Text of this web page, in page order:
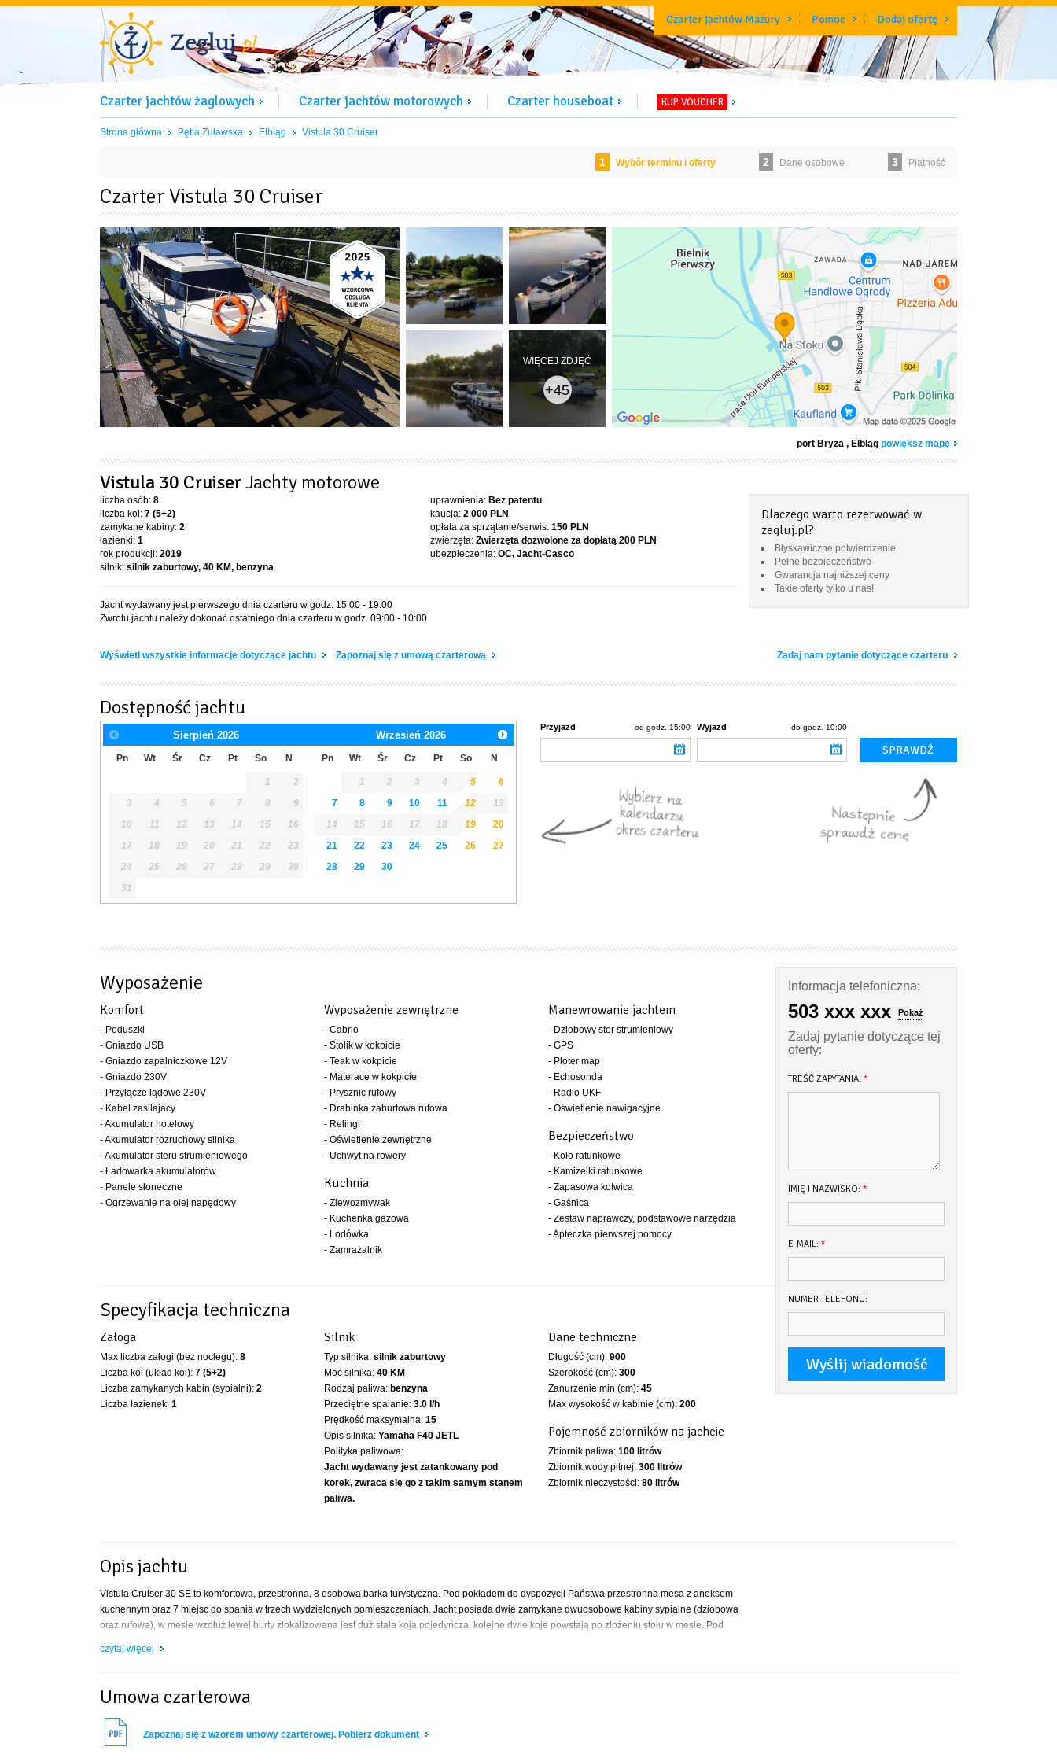
Czarter jachtów Mazury Pomoc Dodaj ofertę
Czarter jachtów żaglowych Czarter jachtów motorowych Czarter houseboat KUP VOUCHER
Strona główna Pętla Żuławska Elbląg Vistula 30 Cruiser
1 Wybór terminu i oferty 2 Dane osobowe 3 Płatność
Czarter Vistula 30 Cruiser
WIĘCEJ ZDJĘĆ
+45
port Bryza , Elbląg powiększ mapę
Vistula 30 CruiserJachty motorowe
liczba osób: 8
liczba koi: 7 (5+2)
zamykane kabiny: 2
łazienki: 1
rok produkcji: 2019
silnik: silnik zaburtowy, 40 KM, benzyna
uprawnienia: Bez patentu
kaucja: 2 000 PLN
opłata za sprzątanie/serwis: 150 PLN
zwierzęta: Zwierzęta dozwolone za dopłatą 200 PLN
ubezpieczenia: OC, Jacht-Casco
Jacht wydawany jest pierwszego dnia czarteru w godz. 15:00 - 19:00
Zwrotu jachtu należy dokonać ostatniego dnia czarteru w godz. 09:00 - 10:00
Dlaczego warto rezerwować w
zegluj.pl?
Błyskawiczne potwierdzenie
Pełne bezpieczeństwo
Gwarancja najniższej ceny
Takie oferty tylko u nas!
Wyświetl wszystkie informacje dotyczące jachtu Zapoznaj się z umową czarterową Zadaj nam pytanie dotyczące czarteru
Dostępność jachtu
Sierpień 2026
Pn Wt Śr Cz Pt So N
1
2
3
4 5 6 7 8
9
10
11 12 13 14 15
16
17
18 19 20 21 22
23
24
25 26 27 28 29
30
31
Wrzesień 2026
Pn Wt Śr Cz Pt So N
1 2 3 4 5
6
7
8 9 10 11 12
13
14
15 16 17 18 19
20
21
22 23 24 25 26
27
28
29 30
Przyjazd od godz. 15:00 Wyjazd do godz. 10:00
Wyposażenie
Komfort
- Poduszki
- Gniazdo USB
- Gniazdo zapalniczkowe 12V
- Gniazdo 230V
- Przyłącze lądowe 230V
- Kabel zasilajacy
- Akumulator hotelowy
- Akumulator rozruchowy silnika
- Akumulator steru strumieniowego
- Ładowarka akumulatorów
- Panele słoneczne
- Ogrzewanie na olej napędowy
Wyposażenie zewnętrzne
- Cabrio
- Stolik w kokpicie
- Teak w kokpicie
- Materace w kokpicie
- Prysznic rufowy
- Drabinka zaburtowa rufowa
- Relingi
- Oświetlenie zewnętrzne
- Uchwyt na rowery
Kuchnia
- Zlewozmywak
- Kuchenka gazowa
- Lodówka
- Zamrażalnik
Manewrowanie jachtem
- Dziobowy ster strumieniowy
- GPS
- Ploter map
- Echosonda
- Radio UKF
- Oświetlenie nawigacyjne
Bezpieczeństwo
- Koło ratunkowe
- Kamizelki ratunkowe
- Zapasowa kotwica
- Gaśnica
- Zestaw naprawczy, podstawowe narzędzia
- Apteczka pierwszej pomocy
Specyfikacja techniczna
Załoga
Max liczba załogi (bez noclegu): 8
Liczba koi (układ koi): 7 (5+2)
Liczba zamykanych kabin (sypialni): 2
Liczba łazienek: 1
Silnik
Typ silnika: silnik zaburtowy
Moc silnika: 40 KM
Rodzaj paliwa: benzyna
Przeciętne spalanie: 3.0 l/h
Prędkość maksymalna: 15
Opis silnika: Yamaha F40 JETL
Polityka paliwowa:
Jacht wydawany jest zatankowany pod
korek, zwraca się go z takim samym stanem
paliwa.
Dane techniczne
Długość (cm): 900
Szerokość (cm): 300
Zanurzenie min (cm): 45
Max wysokość w kabinie (cm): 200
Pojemność zbiorników na jachcie
Zbiornik paliwa: 100 litrów
Zbiornik wody pitnej: 300 litrów
Zbiornik nieczystości: 80 litrów
Opis jachtu
Vistula Cruiser 30 SE to komfortowa, przestronna, 8 osobowa barka turystyczna. Pod pokładem do dyspozycji Państwa przestronna mesa z aneksem
kuchennym oraz 7 miejsc do spania w trzech wydzielonych pomieszczeniach. Jacht posiada dwie zamykane dwuosobowe kabiny sypialne (dziobowa
oraz rufowa), w mesie wzdłuż lewej burty zlokalizowana jest duż stała koja pojedyńcza, kolejne dwie koje powstają po złożeniu stołu w mesie. Pod
powstaje duża kabina prysznicowa. Jacht posiada pokład słoneczny wyłożony wygodnymi materacami ora sporych rozmiarów kokpit ze stołem w
którym zmieście się cała załoga. Celem podniesienia komfortu jachtu na siedziskach w kokpicie zamontowano materace ze skóry ekologicznej oraz
stolik kokpitowy, na podłodze położono drewno egzotyczne teak. Ponadto barka Vistula Cruiser 30 SE cechuje się komfortem dla osób wysokich, w
mesie oraz kokpicie pełna wysokość stania wynosi 2 m.
Wyposażenie jachtu Vistula Cruiser 30 SE
czytaj więcej
Umowa czarterowa
Zapoznaj się z wzorem umowy czarterowej. Pobierz dokument
Informacja telefoniczna:
503 xxx xxx Pokaż
Zadaj pytanie dotyczące tej
oferty:
TREŚĆ ZAPYTANIA: *
IMIĘ I NAZWISKO: *
E-MAIL: *
NUMER TELEFONU: